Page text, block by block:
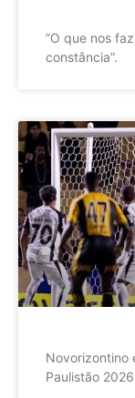
”O que nos
constância”.
Novorizontino
Paulistão